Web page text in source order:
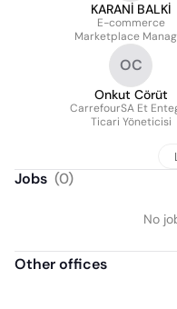
KARANİ BALKİ
E-commerce
Marketplace
OC
Onkut Cörüt
CarrefourSA Et
Ticari Yöneticisi
Jobs (0)
No
Other offices